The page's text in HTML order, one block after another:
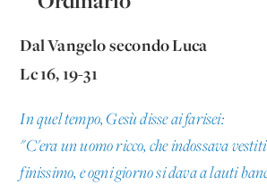
Dal Vangelo secondo Luca
Lc 16, 19-31
In quel tempo, Gesù disse ai farisei:
"C'era un uomo ricco, che indossava
finissimo, e ogni giorno si dava a lauti